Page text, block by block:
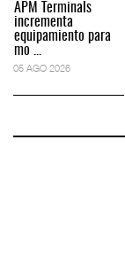
APM Terminals
incrementa
equipamiento para
mo ...
05 AGO 2026